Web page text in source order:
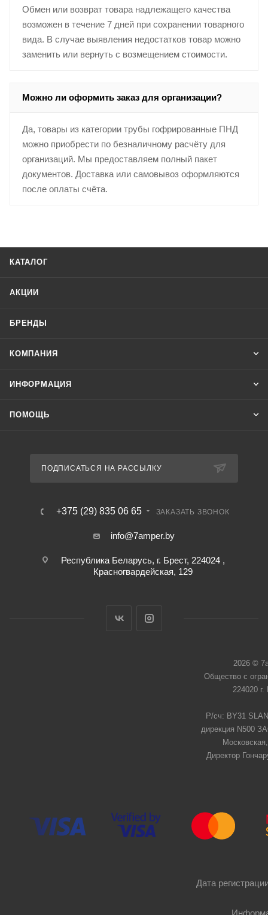
Обмен или возврат товара надлежащего качества
возможен в течение 7 дней при сохранении товарного
вида. В случае выявления недостатков товар можно
заменить или вернуть с возмещением стоимости.
Можно ли оформить заказ для организации?
Да, товары из категории трубы гофрированные ПНД
можно приобрести по безналичному расчёту для
организаций. Мы предоставляем полный пакет
документов. Доставка или самовывоз оформляются
после оплаты счёта.
КАТАЛОГ
АКЦИИ
БРЕНДЫ
КОМПАНИЯ
ИНФОРМАЦИЯ
ПОМОЩЬ
ПОДПИСАТЬСЯ НА РАССЫЛКУ
+375 (29) 835 06 65 ЗАКАЗАТЬ ЗВОНОК
info@7amper.by
Республика Беларусь, г. Брест, 224024 ,
Красногвардейская, 129
2026 ©
Общество с
224020
Р/сч: BY31
дирекция N500
Директор
Дата